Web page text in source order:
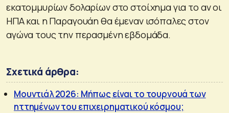
εκατομμυρίων δολαρίων στο στοίχημα για το αν οι
ΗΠΑ και η Παραγουάη θα έμεναν ισόπαλες στον
αγώνα τους την περασμένη εβδομάδα.
Σχετικά άρθρα:
Μουντιάλ 2026: Μήπως είναι το τουρνουά των
ηττημένων του επιχειρηματικού κόσμου;